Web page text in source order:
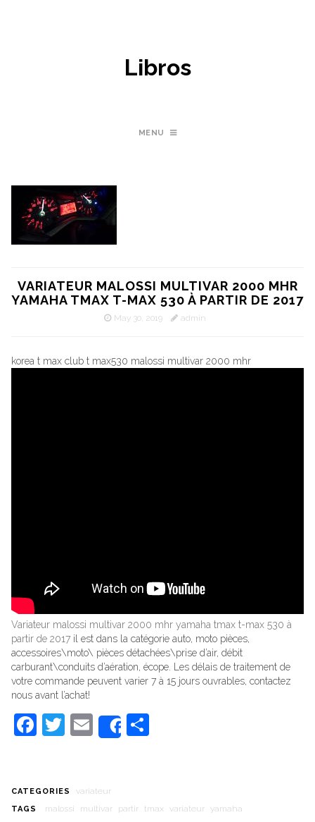
Libros
MENU
VARIATEUR MALOSSI MULTIVAR 2000 MHR
YAMAHA TMAX T-MAX 530 À PARTIR DE 2017
May 30, 2019 admin
korea t max club t max530 malossi multivar 2000 mhr
Variateur malossi multivar 2000 mhr yamaha tmax t-max 530 à
partir de 2017 il est dans la catégorie auto, moto pièces,
accessoires\moto\ pièces détachées\prise d’air, débit
carburant\conduits d’aération, écope. Les délais de traitement de
votre commande peuvent varier 7 à 15 jours ouvrables, contactez
nous avant l’achat!
Facebook
Twitter
Email
Share
CATEGORIES variateur
TAGS malossi multivar partir tmax variateur yamaha